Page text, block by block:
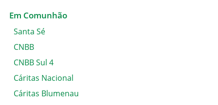
Em Comunhão
Santa Sé
CNBB
CNBB Sul 4
Cáritas Nacional
Cáritas Blumenau